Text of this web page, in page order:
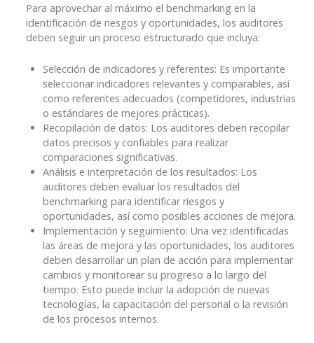
Para aprovechar al máximo el benchmarking en la
identificación de riesgos y oportunidades, los auditores
deben seguir un proceso estructurado que incluya:
Selección de indicadores y referentes: Es importante
seleccionar indicadores relevantes y comparables, así
como referentes adecuados (competidores, industrias
o estándares de mejores prácticas).
Recopilación de datos: Los auditores deben recopilar
datos precisos y confiables para realizar
comparaciones significativas.
Análisis e interpretación de los resultados: Los
auditores deben evaluar los resultados del
benchmarking para identificar riesgos y
oportunidades, así como posibles acciones de mejora.
Implementación y seguimiento: Una vez identificadas
las áreas de mejora y las oportunidades, los auditores
deben desarrollar un plan de acción para implementar
cambios y monitorear su progreso a lo largo del
tiempo. Esto puede incluir la adopción de nuevas
tecnologías, la capacitación del personal o la revisión
de los procesos internos.